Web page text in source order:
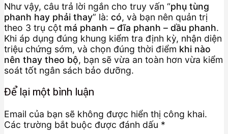
Như vậy, câu trả lời ngắn cho truy vấn “phụ tùng
phanh hay phải thay” là: có, và bạn nên quản trị
theo 3 trụ cột má phanh – đĩa phanh – dầu phanh.
Khi áp dụng đúng khung kiểm tra định kỳ, nhận diện
triệu chứng sớm, và chọn đúng thời điểm khi nào
nên thay theo bộ, bạn sẽ vừa an toàn hơn vừa kiểm
soát tốt ngân sách bảo dưỡng.
Để lại một bình luận
Email của bạn sẽ không được hiển thị công khai.
Các trường bắt buộc được đánh dấu *